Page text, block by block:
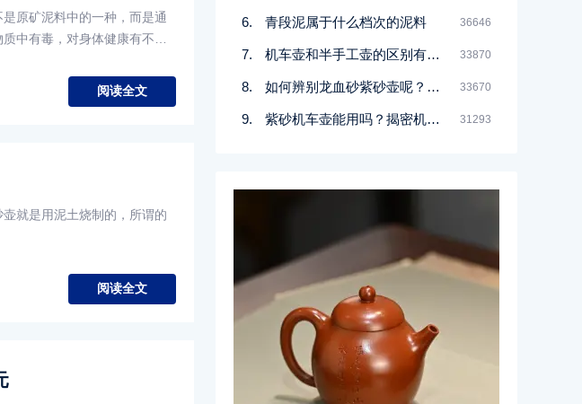
原矿泥料中的一种，而是通
中有毒，对身体健康有不好
阅读全文
就是用泥土烧制的，所谓的
阅读全文
青段泥属于什么档次的泥料 36646
机车壶和半手工壶的区别有哪些 33870
如何辨别龙血砂紫砂壶呢？记住一点 33670
紫砂机车壶能用吗？揭密机车壶的真实面目 31293